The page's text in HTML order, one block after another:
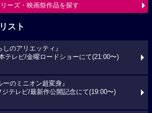
ーズ・映画祭作品を探す
スト
しのアリエッティ』
テレビ/金曜ロードショーにて(21:00〜)
ーのミニオン超変身』
ジテレビ/最新作公開記念にて(19:00〜)